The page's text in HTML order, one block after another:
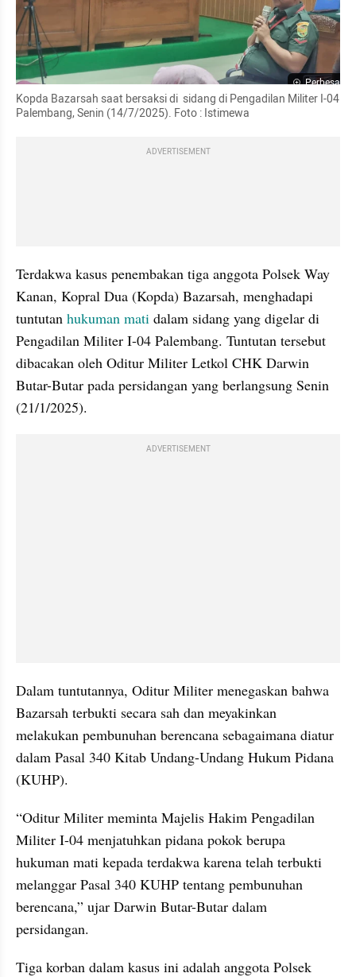
Perbesar
Kopda Bazarsah saat bersaksi di  sidang di Pengadilan Militer I-04
Palembang, Senin (14/7/2025). Foto : Istimewa
ADVERTISEMENT
Terdakwa kasus penembakan tiga anggota Polsek Way
Kanan, Kopral Dua (Kopda) Bazarsah, menghadapi
tuntutan hukuman mati dalam sidang yang digelar di
Pengadilan Militer I-04 Palembang. Tuntutan tersebut
dibacakan oleh Oditur Militer Letkol CHK Darwin
Butar-Butar pada persidangan yang berlangsung Senin
(21/1/2025).
ADVERTISEMENT
Dalam tuntutannya, Oditur Militer menegaskan bahwa
Bazarsah terbukti secara sah dan meyakinkan
melakukan pembunuhan berencana sebagaimana diatur
dalam Pasal 340 Kitab Undang-Undang Hukum Pidana
(KUHP).
“Oditur Militer meminta Majelis Hakim Pengadilan
Militer I-04 menjatuhkan pidana pokok berupa
hukuman mati kepada terdakwa karena telah terbukti
melanggar Pasal 340 KUHP tentang pembunuhan
berencana,” ujar Darwin Butar-Butar dalam
persidangan.
Tiga korban dalam kasus ini adalah anggota Polsek